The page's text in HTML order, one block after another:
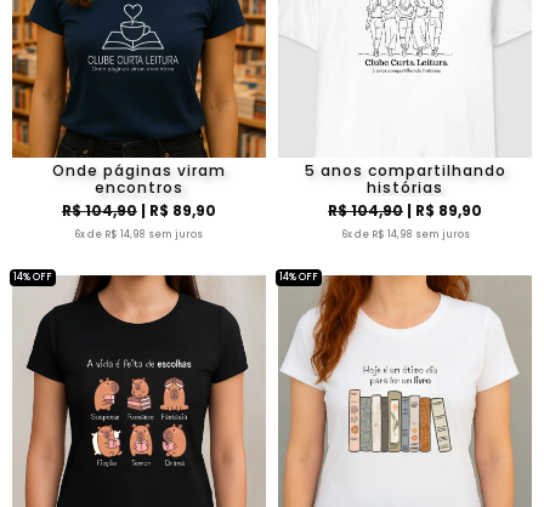
Onde páginas viram
encontros
R$ 104,90| R$ 89,90
6x de R$ 14,98 sem juros
5 anos compartilhando
histórias
R$ 104,90| R$ 89,90
6x de R$ 14,98 sem juros
14% OFF 14% OFF